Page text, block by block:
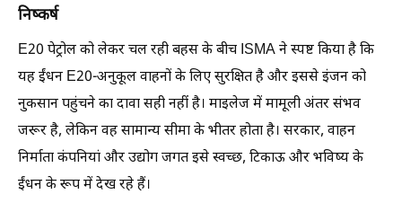
निष्कर्ष
E20 पेट्रोल को लेकर चल रही बहस के बीच ISMA ने स्पष्ट किया है कि
यह ईंधन E20-अनुकूल वाहनों के लिए सुरक्षित है और इससे इंजन को
नुकसान पहुंचने का दावा सही नहीं है। माइलेज में मामूली अंतर संभव
जरूर है, लेकिन वह सामान्य सीमा के भीतर होता है। सरकार, वाहन
निर्माता कंपनियां और उद्योग जगत इसे स्वच्छ, टिकाऊ और भविष्य के
ईंधन के रूप में देख रहे हैं।